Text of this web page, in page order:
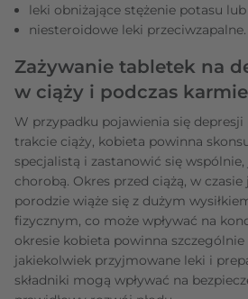
leki obniżające stężenie potasu
niesteroidowe leki przeciwzapalne.
Zażywanie tabletek na
w ciąży i podczas
W przypadku pojawienia się
trakcie ciąży, kobieta powinna
specjalistą i zastanowić się
chorobą. Okres przed ciążą, w
porodzie wiąże się z dużym
fizycznym, co może wpływać na
okresie kobieta powinna szczególnie
jakiekolwiek przyjmowane leki i
składniki mogą wpływać na